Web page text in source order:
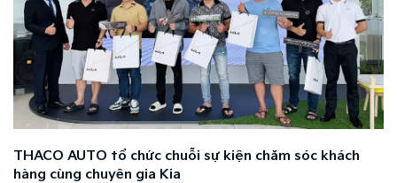
THACO AUTO tổ chức chuỗi sự kiện chăm sóc khách
hàng cùng chuyên gia Kia